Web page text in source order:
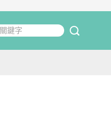
關鍵字